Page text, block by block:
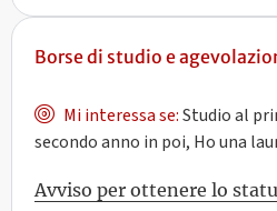
Borse di studio e
Mi interessa se:Studio al
secondo anno in poi, Ho una
Avviso per ottenere lo